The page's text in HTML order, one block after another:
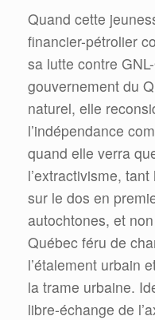
Quand cette
financier-pétrolier
sa lutte contre
gouvernement du
naturel, elle
l’indépendance
quand elle verra
l’extractivisme,
sur le dos en
autochtones, et
Québec féru de
l’étalement urbain
la trame urbaine.
libre-échange de